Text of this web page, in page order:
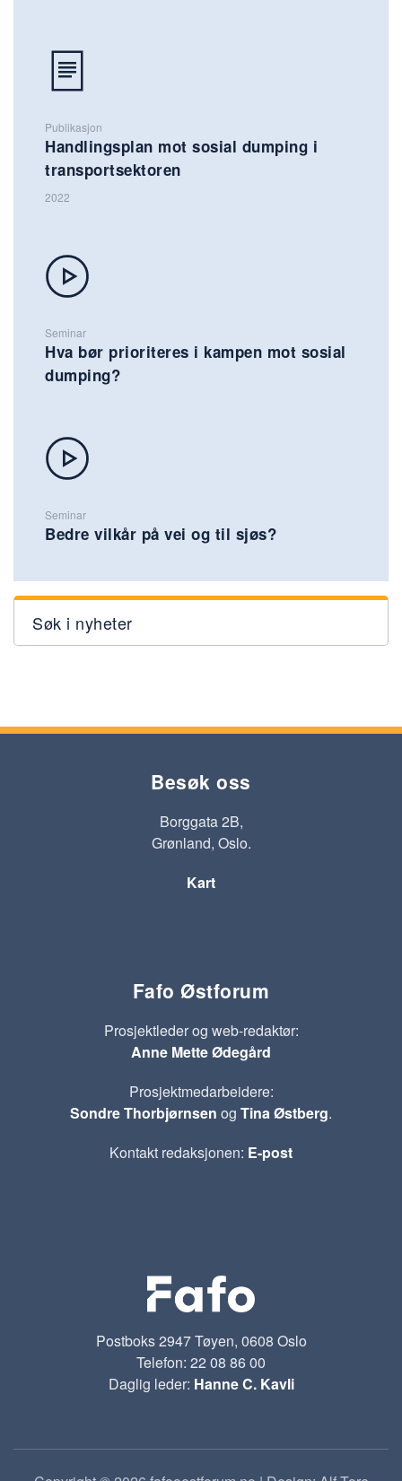
Publikasjon
Handlingsplan mot sosial dumping i
transportsektoren
2022
Seminar
Hva bør prioriteres i kampen mot sosial
dumping?
Seminar
Bedre vilkår på vei og til sjøs?
Søk i nyheter
Besøk oss
Borggata 2B,
Grønland, Oslo.
Kart
Fafo Østforum
Prosjektleder og web-redaktør:
Anne Mette Ødegård
Prosjektmedarbeidere:
Sondre Thorbjørnsen og Tina Østberg.
Kontakt redaksjonen: E-post
Postboks 2947 Tøyen, 0608 Oslo
Telefon: 22 08 86 00
Daglig leder: Hanne C. Kavli